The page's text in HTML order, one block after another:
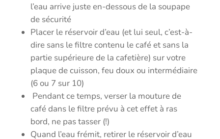
l’eau arrive juste en-dessous de la soupape
de sécurité
Placer le réservoir d’eau (et lui seul, c’est-à-
dire sans le filtre contenu le café et sans la
partie supérieure de la cafetière) sur votre
plaque de cuisson, feu doux ou intermédiaire
(6 ou 7 sur 10)
Pendant ce temps, verser la mouture de
café dans le filtre prévu à cet effet à ras
bord, ne pas tasser (!)
Quand l’eau frémit, retirer le réservoir d’eau